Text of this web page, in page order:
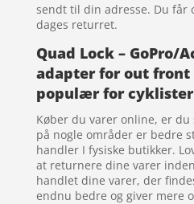
sendt til din adresse. Du får
dages returret.
Quad Lock – GoPro/
adapter for out front
populær for cyklister
Køber du varer online, er
på nogle områder er bedre
handler I fysiske butikker.
at returnere dine varer
handlet dine varer, der
endnu bedre og giver mere